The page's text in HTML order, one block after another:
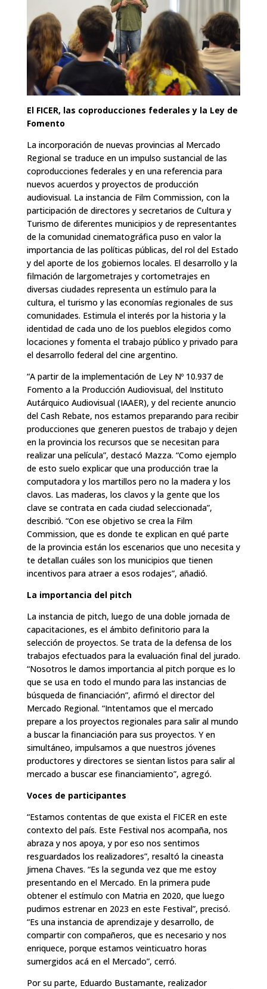
El FICER, las coproducciones federales y la Ley de
Fomento
La incorporación de nuevas provincias al Mercado
Regional se traduce en un impulso sustancial de las
coproducciones federales y en una referencia para
nuevos acuerdos y proyectos de producción
audiovisual. La instancia de Film Commission, con la
participación de directores y secretarios de Cultura y
Turismo de diferentes municipios y de representantes
de la comunidad cinematográfica puso en valor la
importancia de las políticas públicas, del rol del Estado
y del aporte de los gobiernos locales. El desarrollo y la
filmación de largometrajes y cortometrajes en
diversas ciudades representa un estímulo para la
cultura, el turismo y las economías regionales de sus
comunidades. Estimula el interés por la historia y la
identidad de cada uno de los pueblos elegidos como
locaciones y fomenta el trabajo público y privado para
el desarrollo federal del cine argentino.
“A partir de la implementación de Ley Nº 10.937 de
Fomento a la Producción Audiovisual, del Instituto
Autárquico Audiovisual (IAAER), y del reciente anuncio
del Cash Rebate, nos estamos preparando para recibir
producciones que generen puestos de trabajo y dejen
en la provincia los recursos que se necesitan para
realizar una película”, destacó Mazza. “Como ejemplo
de esto suelo explicar que una producción trae la
computadora y los martillos pero no la madera y los
clavos. Las maderas, los clavos y la gente que los
clave se contrata en cada ciudad seleccionada”,
describió. “Con ese objetivo se crea la Film
Commission, que es donde te explican en qué parte
de la provincia están los escenarios que uno necesita y
te detallan cuáles son los municipios que tienen
incentivos para atraer a esos rodajes”, añadió.
La importancia del pitch
La instancia de pitch, luego de una doble jornada de
capacitaciones, es el ámbito definitorio para la
selección de proyectos. Se trata de la defensa de los
trabajos efectuados para la evaluación final del jurado.
“Nosotros le damos importancia al pitch porque es lo
que se usa en todo el mundo para las instancias de
búsqueda de financiación”, afirmó el director del
Mercado Regional. “Intentamos que el mercado
prepare a los proyectos regionales para salir al mundo
a buscar la financiación para sus proyectos. Y en
simultáneo, impulsamos a que nuestros jóvenes
productores y directores se sientan listos para salir al
mercado a buscar ese financiamiento”, agregó.
Voces de participantes
“Estamos contentas de que exista el FICER en este
contexto del país. Este Festival nos acompaña, nos
abraza y nos apoya, y por eso nos sentimos
resguardados los realizadores”, resaltó la cineasta
Jimena Chaves. “Es la segunda vez que me estoy
presentando en el Mercado. En la primera pude
obtener el estímulo con Matria en 2020, que luego
pudimos estrenar en 2023 en este Festival”, precisó.
“Es una instancia de aprendizaje y desarrollo, de
compartir con compañeros, que es necesario y nos
enriquece, porque estamos veinticuatro horas
sumergidos acá en el Mercado”, cerró.
Por su parte, Eduardo Bustamante, realizador